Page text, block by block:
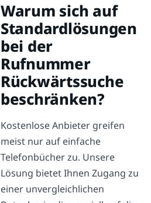
Warum sich auf
Standardlösungen
bei der
Rufnummer
Rückwärtssuche
beschränken?
Kostenlose Anbieter greifen
meist nur auf einfache
Telefonbücher zu. Unsere
Lösung bietet Ihnen Zugang zu
einer unvergleichlichen